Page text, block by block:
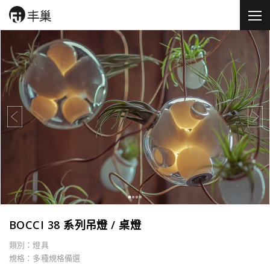
BOCCI 38 系列吊燈 / 桌燈
類別：燈具
規格：多種規格備選